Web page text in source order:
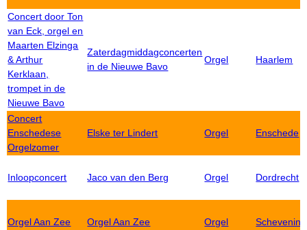
Concert door Ton
van Eck, orgel en
Maarten Elzinga
& Arthur
Kerklaan,
trompet in de
Nieuwe Bavo
Zaterdagmiddagconcerten
in de Nieuwe Bavo
Orgel Haarlem
Concert
Enschedese
Orgelzomer
Elske ter Lindert Orgel Enschede
Inloopconcert Jaco van den Berg Orgel Dordrecht
Orgel Aan Zee Orgel Aan Zee Orgel